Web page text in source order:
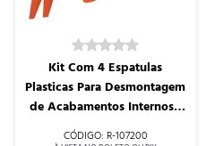
R-107200
Kit Com 4 Espatulas
Plasticas Para Desmontagem
de Acabamentos Internos -